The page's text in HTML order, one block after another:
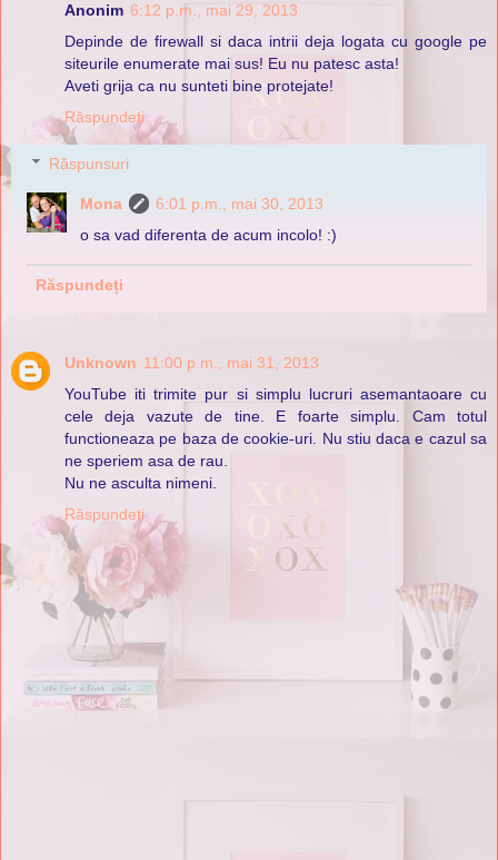
Anonim 6:12 p.m., mai 29, 2013
Depinde de firewall si daca intrii deja logata cu google pe
siteurile enumerate mai sus! Eu nu patesc asta!
Aveti grija ca nu sunteti bine protejate!
Răspundeți
Răspunsuri
Mona
6:01 p.m., mai 30, 2013
o sa vad diferenta de acum incolo! :)
Răspundeți
Unknown 11:00 p.m., mai 31, 2013
YouTube iti trimite pur si simplu lucruri asemantaoare cu
cele deja vazute de tine. E foarte simplu. Cam totul
functioneaza pe baza de cookie-uri. Nu stiu daca e cazul sa
ne speriem asa de rau.
Nu ne asculta nimeni.
Răspundeți